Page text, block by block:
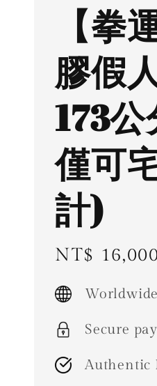
【拳
膠假
173
僅可
計)
Regular
price
NT$ 16,000
Secure
Authentic